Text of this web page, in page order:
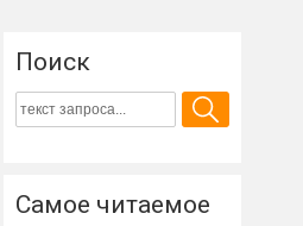
Поиск
Самое читаемое